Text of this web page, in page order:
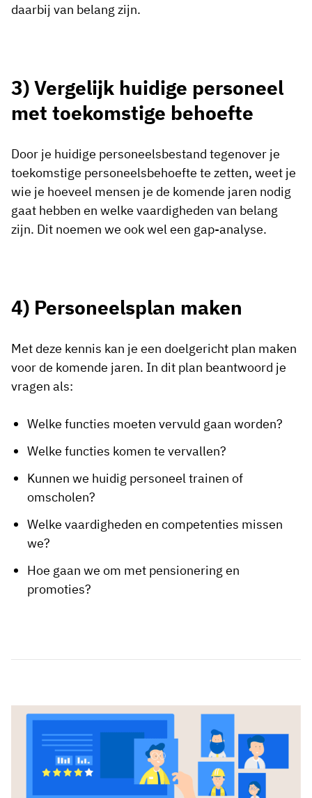
daarbij van belang zijn.
3) Vergelijk huidige personeel
met toekomstige behoefte
Door je huidige personeelsbestand tegenover je
toekomstige personeelsbehoefte te zetten, weet je
wie je hoeveel mensen je de komende jaren nodig
gaat hebben en welke vaardigheden van belang
zijn. Dit noemen we ook wel een gap-analyse.
4) Personeelsplan maken
Met deze kennis kan je een doelgericht plan maken
voor de komende jaren. In dit plan beantwoord je
vragen als:
Welke functies moeten vervuld gaan worden?
Welke functies komen te vervallen?
Kunnen we huidig personeel trainen of
omscholen?
Welke vaardigheden en competenties missen
we?
Hoe gaan we om met pensionering en
promoties?